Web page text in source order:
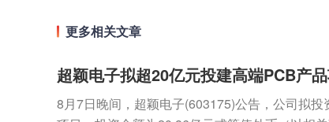
更多相关文章
超颖电子拟超20亿元投建高端PCB产
8月7日晚间，超颖电子(603175)公告，公司拟